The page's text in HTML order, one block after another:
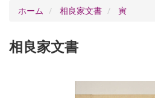
ホーム
相良家文書 寅
相良家文書